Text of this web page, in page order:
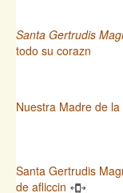
Santa Gertrudis
todo su corazn
Nuestra Madre de
Santa Gertrudis
de afliccin